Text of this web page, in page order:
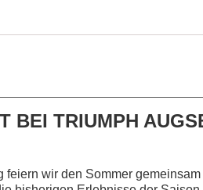
BEI TRIUMPH
wir den Sommer